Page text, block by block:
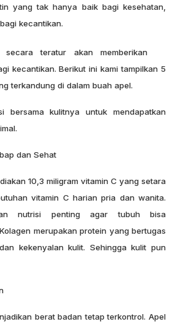
yang tak hanya baik bagi kesehatan,
kecantikan.
teratur akan memberikan
kecantikan. Berikut ini kami tampilkan 5
terkandung di dalam buah apel.
bersama kulitnya untuk mendapatkan
dan Sehat
10,3 miligram vitamin C yang setara
vitamin C harian pria dan wanita.
nutrisi penting agar tubuh bisa
merupakan protein yang bertugas
kekenyalan kulit. Sehingga kulit pun
berat badan tetap terkontrol. Apel